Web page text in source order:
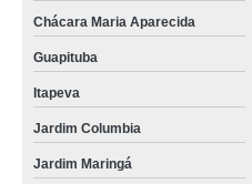
Chácara Maria Aparecida
Guapituba
Itapeva
Jardim Columbia
Jardim Maringá